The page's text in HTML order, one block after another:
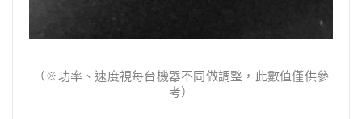
（※功率、速度視每台機器不同做調整，此數值僅供參
考）